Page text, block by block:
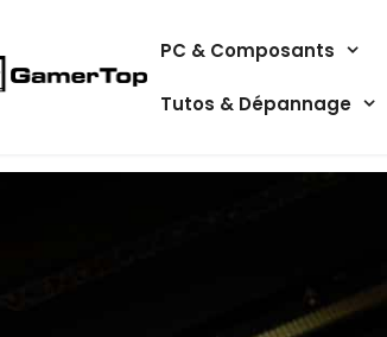
PC & Composants
Tutos & Dépannage